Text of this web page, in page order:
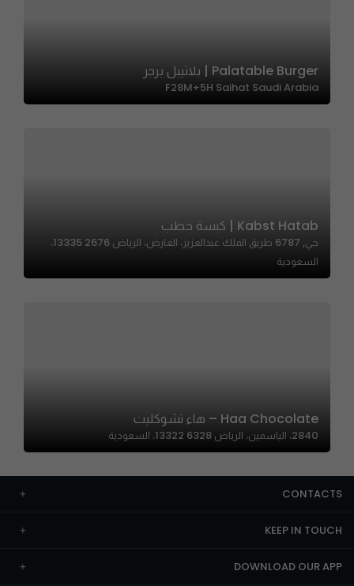
Palatable Burger | بلاتيبل برجر
F28M+5H Saihat Saudi Arabia
Kabst Hatab | كبسة حطب
حي, 6787 طريق الملك عبدالعزيز، العارض، الرياض 13335 2676،
السعودية
Haa Chocolate – هاء تشوكليت
2840، الياسمين، الرياض 13322 6328، السعودية
CONTACTS
KEEP IN TOUCH
DOWNLOAD OUR APP